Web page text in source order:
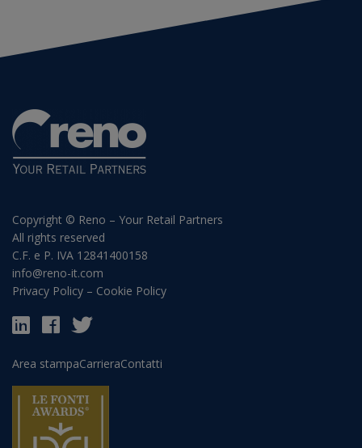
Copyright © Reno – Your Retail Partners
All rights reserved
C.F. e P. IVA 12841400158
info@reno-it.com
Privacy Policy – Cookie Policy
Area stampaCarrieraContatti